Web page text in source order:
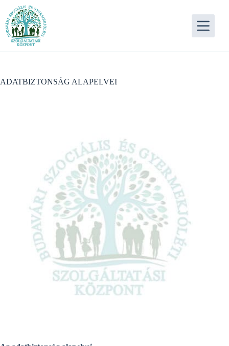
content
ADATBIZTONSÁG ALAPELVEI